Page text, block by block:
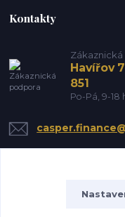
Kontakty
Havířov
851
Po-Pá, 9-18